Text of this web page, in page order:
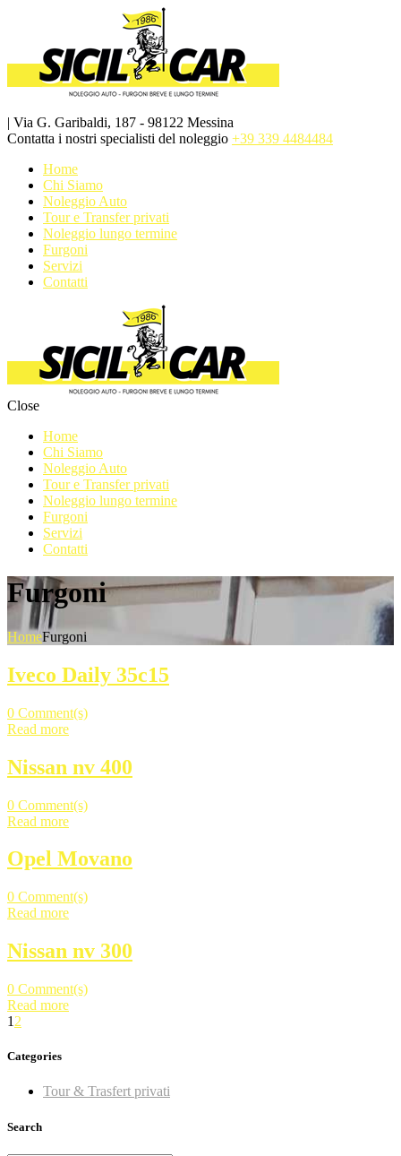
| Via G. Garibaldi, 187 - 98122 Messina
Contatta i nostri specialisti del noleggio +39 339 4484484
Home
Chi Siamo
Noleggio Auto
Tour e Transfer privati
Noleggio lungo termine
Furgoni
Servizi
Contatti
Close
Home
Chi Siamo
Noleggio Auto
Tour e Transfer privati
Noleggio lungo termine
Furgoni
Servizi
Contatti
Furgoni
HomeFurgoni
Iveco Daily 35c15
0 Comment(s)
Read more
Nissan nv 400
0 Comment(s)
Read more
Opel Movano
0 Comment(s)
Read more
Nissan nv 300
0 Comment(s)
Read more
1 2
Categories
Tour & Trasfert privati
Search